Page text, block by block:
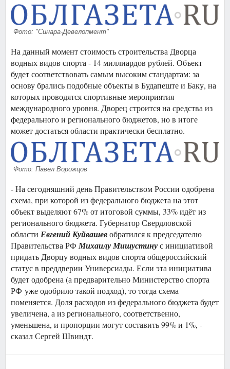
Фото: "Синара-Девелопмент"
На данный момент стоимость строительства Дворца
водных видов спорта - 14 миллиардов рублей. Объект
будет соответствовать самым высоким стандартам: за
основу брались подобные объекты в Будапеште и Баку, на
которых проводятся спортивные мероприятия
международного уровня. Дворец строится на средства из
федерального и регионального бюджетов, но в итоге
может достаться области практически бесплатно.
Фото: Павел Ворожцов
- На сегодняшний день Правительством России одобрена
схема, при которой из федерального бюджета на этот
объект выделяют 67% от итоговой суммы, 33% идёт из
регионального бюджета. Губернатор Свердловской
области Евгений Куйвашевобратился к председателю
Правительства РФ Михаилу Мишустинус инициативой
придать Дворцу водных видов спорта общероссийский
статус в преддверии Универсиады. Если эта инициатива
будет одобрена (а предварительно Министерство спорта
РФ уже одобрило такой подход), то тогда схема
поменяется. Доля расходов из федерального бюджета будет
увеличена, а из регионального, соответственно,
уменьшена, и пропорции могут составить 99% и 1%, -
сказал Сергей Швиндт.